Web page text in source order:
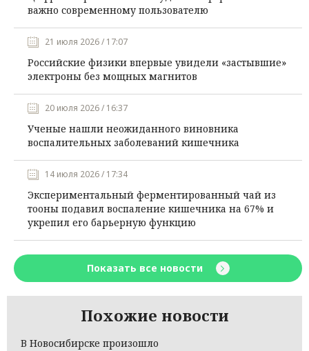
важно современному пользователю
21 июля 2026 / 17:07
Российские физики впервые увидели «застывшие»
электроны без мощных магнитов
20 июля 2026 / 16:37
Ученые нашли неожиданного виновника
воспалительных заболеваний кишечника
14 июля 2026 / 17:34
Экспериментальный ферментированный чай из
тооны подавил воспаление кишечника на 67% и
укрепил его барьерную функцию
Показать все новости
Похожие новости
В Новосибирске произошло